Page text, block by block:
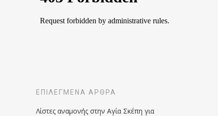
ΕΠΙΛΕΓΜΈΝΑ ΆΡΘΡΑ
Λίστες αναμονής στην Αγία Σκέπη για